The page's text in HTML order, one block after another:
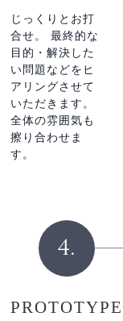
じっくりとお打
合せ。 最終的な
目的・解決した
い問題などをヒ
アリングさせて
いただきます。
全体の雰囲気も
擦り合わせま
す。
4.
PROTOTYPE